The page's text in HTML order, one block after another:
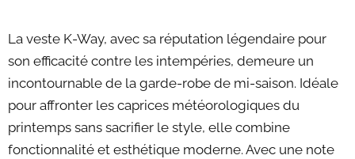
La veste K-Way, avec sa réputation légendaire pour
son efficacité contre les intempéries, demeure un
incontournable de la garde-robe de mi-saison. Idéale
pour affronter les caprices météorologiques du
printemps sans sacrifier le style, elle combine
fonctionnalité et esthétique moderne. Avec une note